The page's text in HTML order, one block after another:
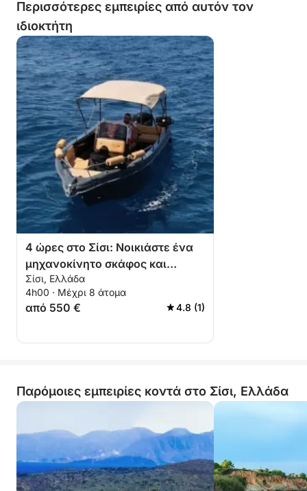
κάνετε κράτηση για κάτι τέτοιο. Μια
ακόμη παρατήρηση: ο καπετάνιος
κάπνιζε τσιγάρα στο πλοίο…
Περισσότερες εμπειρίες από αυτόν τον
ιδιοκτήτη
4 ώρες στο Σίσι: Νοικιάστε ένα
μηχανοκίνητο σκάφος και
απολαύστε
Σίσι, Ελλάδα
4h00 · Μέχρι 8 άτομα
από 550 € 4.8 (1)
Παρόμοιες εμπειρίες κοντά στο Σίσι, Ελλάδα